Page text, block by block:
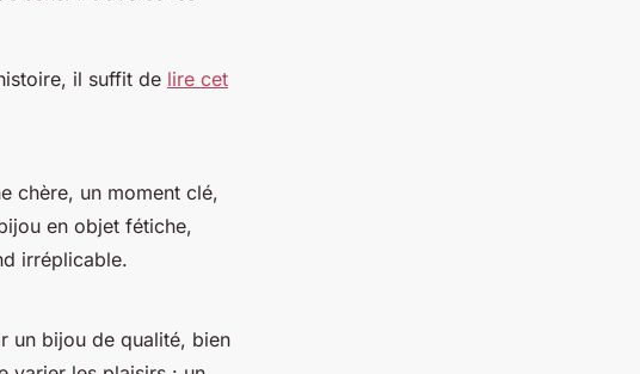
il suffit de lire cet
chère, un moment clé,
en objet fétiche,
irréplicable.
un bijou de qualité, bien